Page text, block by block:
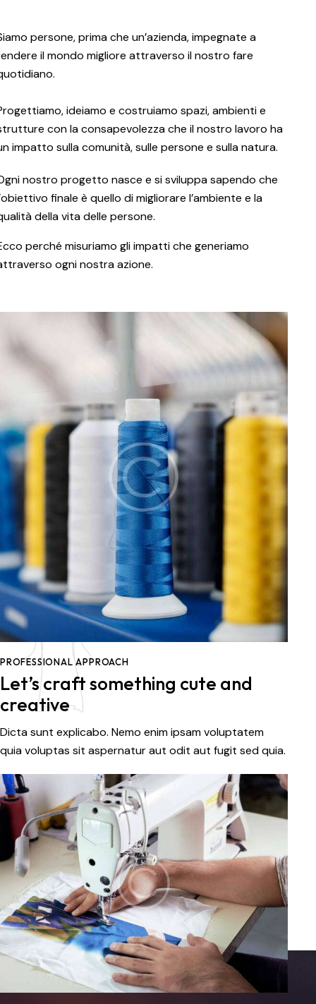
persone, prima che un’azienda, impegnate a
il mondo migliore attraverso il nostro fare
ideiamo e costruiamo spazi, ambienti e
con la consapevolezza che il nostro lavoro ha
impatto sulla comunità, sulle persone e sulla natura.
nostro progetto nasce e si sviluppa sapendo che
finale è quello di migliorare l’ambiente e la
della vita delle persone.
perché misuriamo gli impatti che generiamo
ogni nostra azione.
PROFESSIONAL APPROACH
Let’s craft something cute and
creative
Dicta sunt explicabo. Nemo enim ipsam voluptatem
quia voluptas sit aspernatur aut odit aut fugit sed quia.